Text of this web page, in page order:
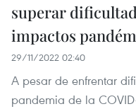
superar
impactos
29/11/2022 02:40
A pesar de enfrentar
pandemia de la